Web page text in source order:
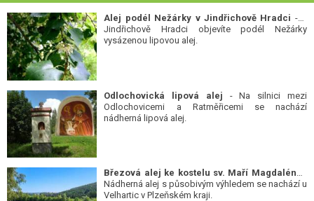
Alej podél Nežárky v Jindřichově Hradci - V
Jindřichově Hradci objevíte podél Nežárky
vysázenou lipovou alej.
Odlochovická lipová alej - Na silnici mezi
Odlochovicemi a Ratměřicemi se nachází
nádherná lipová alej.
Nádherná alej s působivým výhledem se nachází u
Velhartic v Plzeňském kraji.